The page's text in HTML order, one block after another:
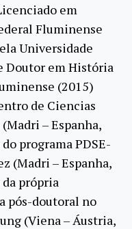
em
Fluminense
Universidade
Doutor em História
(2015)
de Ciencias
– Espanha,
programa PDSE-
(Madri – Espanha,
própria
pós-doutoral no
(Viena – Áustria,